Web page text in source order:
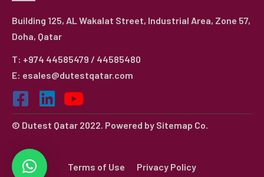
Building 125, AL Wakalat Street, Industrial Area, Zone 57,
Doha, Qatar
T: +974 44585479 / 44585480
E: esales@dutestqatar.com
© Dutest Qatar 2022. Powered by Sitemap Co.
Terms of Use Privacy Policy